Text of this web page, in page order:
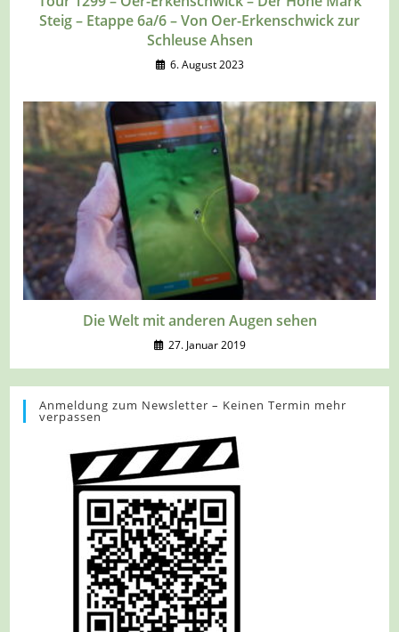
Steig – Etappe 6a/6 – Von Oer-Erkenschwick zur
Schleuse Ahsen
6. August 2023
Die Welt mit anderen Augen sehen
27. Januar 2019
Anmeldung zum Newsletter – Keinen Termin mehr
verpassen